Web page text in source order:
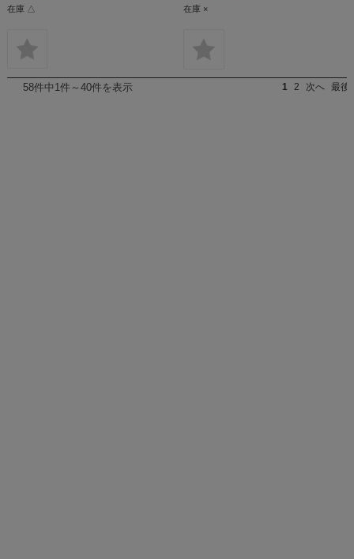
在庫 △ 在庫 ×
58件中1件～40件を表示 1 2 次へ 最後